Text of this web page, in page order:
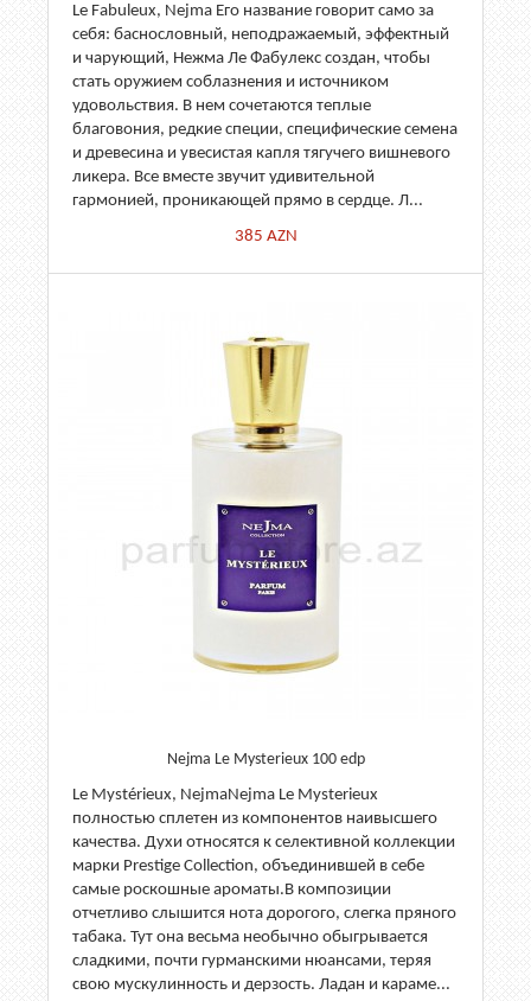
Le Fabuleux, Nejma Его название говорит само за
себя: баснословный, неподражаемый, эффектный
и чарующий, Нежма Ле Фабулекс создан, чтобы
стать оружием соблазнения и источником
удовольствия. В нем сочетаются теплые
благовония, редкие специи, специфические семена
и древесина и увесистая капля тягучего вишневого
ликера. Все вместе звучит удивительной
гармонией, проникающей прямо в сердце. Л...
385 AZN
Nejma Le Mysterieux 100 edp
Le Mystérieux, NejmaNejma Le Mysterieux
полностью сплетен из компонентов наивысшего
качества. Духи относятся к селективной коллекции
марки Prestige Collection, объединившей в себе
самые роскошные ароматы.В композиции
отчетливо слышится нота дорогого, слегка пряного
табака. Тут она весьма необычно обыгрывается
сладкими, почти гурманскими нюансами, теряя
свою мускулинность и дерзость. Ладан и караме...